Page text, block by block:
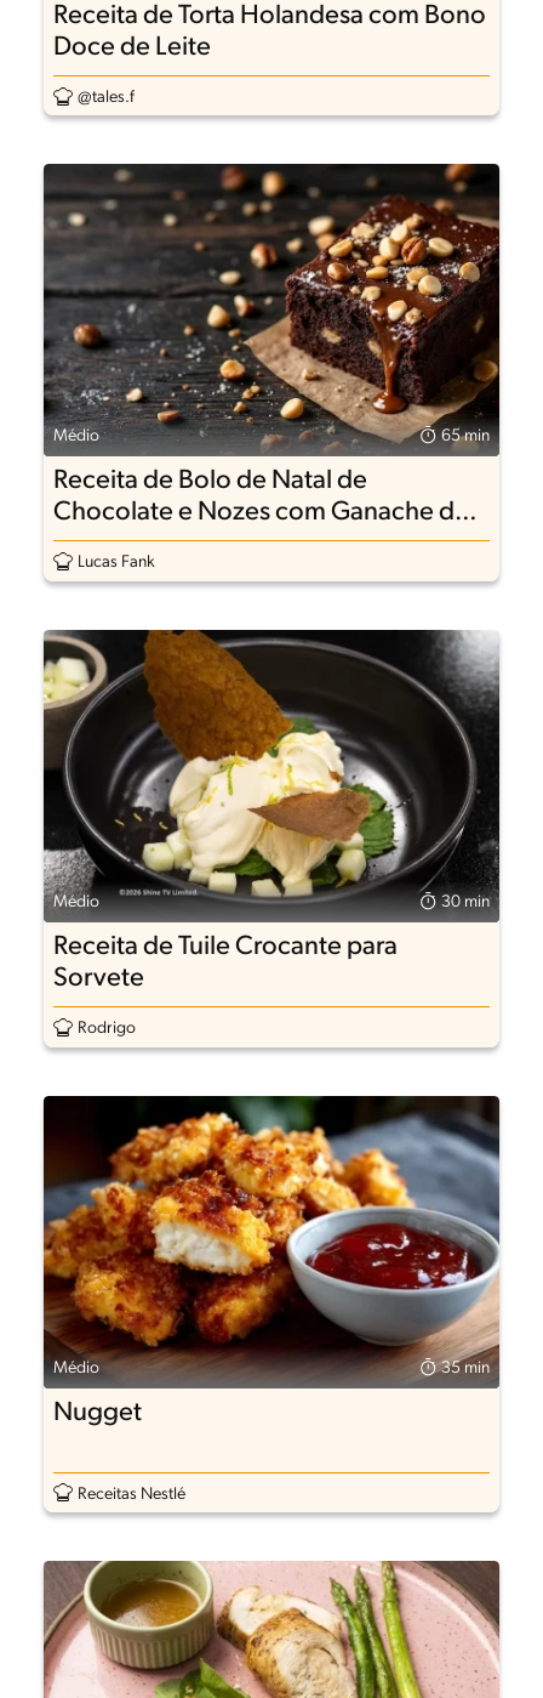
Receita de Torta Holandesa com Bono
Doce de Leite
@tales.f
Médio 65 min
Receita de Bolo de Natal de
Chocolate e Nozes com Ganache de
Leite Condensado Moça
Lucas Fank
Médio 30 min
Receita de Tuile Crocante para
Sorvete
Rodrigo
Médio 35 min
Nugget
Receitas Nestlé